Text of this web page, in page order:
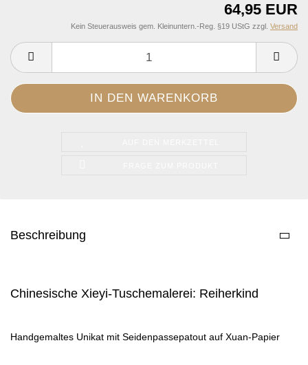
64,95 EUR
Kein Steuerausweis gem. Kleinuntern.-Reg. §19 UStG zzgl. Versand
Beschreibung
Chinesische Xieyi-Tuschemalerei: Reiherkind
Handgemaltes Unikat mit Seidenpassepatout auf Xuan-Papier